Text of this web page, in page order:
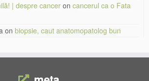
| despre cancer on cancerul ca o Fata
on biopsie, caut anatomopatolog bun